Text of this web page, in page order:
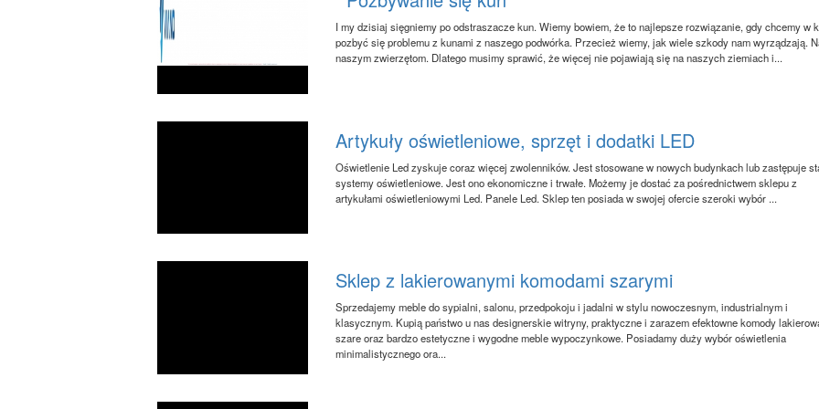
I my dzisiaj sięgniemy po odstraszacze kun. Wiemy bowiem, że to najlepsze rozwiązanie, gdy chcemy w
pozbyć się problemu z kunami z naszego podwórka. Przecież wiemy, jak wiele szkody nam wyrządzają.
naszym zwierzętom. Dlatego musimy sprawić, że więcej nie pojawiają się na naszych ziemiach i...
Artykuły oświetleniowe, sprzęt i dodatki LED
Oświetlenie Led zyskuje coraz więcej zwolenników. Jest stosowane w nowych budynkach lub zastępuje
systemy oświetleniowe. Jest ono ekonomiczne i trwałe. Możemy je dostać za pośrednictwem sklepu z
artykułami oświetleniowymi Led. Panele Led. Sklep ten posiada w swojej ofercie szeroki wybór ...
Sklep z lakierowanymi komodami szarymi
Sprzedajemy meble do sypialni, salonu, przedpokoju i jadalni w stylu nowoczesnym, industrialnym i
klasycznym. Kupią państwo u nas designerskie witryny, praktyczne i zarazem efektowne komody
szare oraz bardzo estetyczne i wygodne meble wypoczynkowe. Posiadamy duży wybór oświetlenia
minimalistycznego ora...